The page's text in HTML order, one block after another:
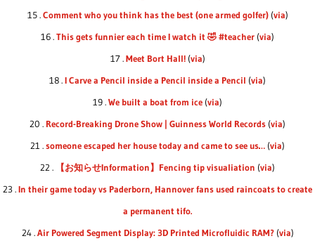
15 .Comment who you think has the best (one armed golfer) (via)
16 .This gets funnier each time I watch it 🤣 #teacher (via)
17 .Meet Bort Hall! (via)
18 .I Carve a Pencil inside a Pencil inside a Pencil (via)
19 .We built a boat from ice (via)
20 . Record-Breaking Drone Show | Guinness World Records (via)
21 .someone escaped her house today and came to see us… (via)
22 .
【お知らせInformation】Fencing tip visualiation (via)
23 .In their game today vs Paderborn, Hannover fans used raincoats to create
a permanent tifo.
24 .Air Powered Segment Display: 3D Printed Microfluidic RAM? (via)